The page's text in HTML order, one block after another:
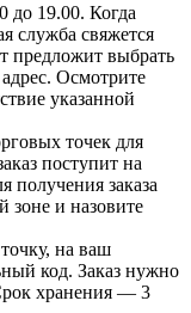
до 19.00. Когда
служба свяжется
предложит выбрать
Осмотрите
указанной
точек для
поступит на
получения заказа
зоне и назовите
на ваш
код. Заказ нужно
хранения — 3